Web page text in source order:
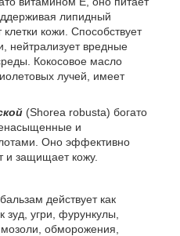
липидный
кожи. Способствует
нейтрализует вредные
Кокосовое масло
лучей, имеет
(Shorea robusta) богато
и
Оно эффективно
и защищает кожу.
действует как
зуд, угри, фурункулы,
обморожения,